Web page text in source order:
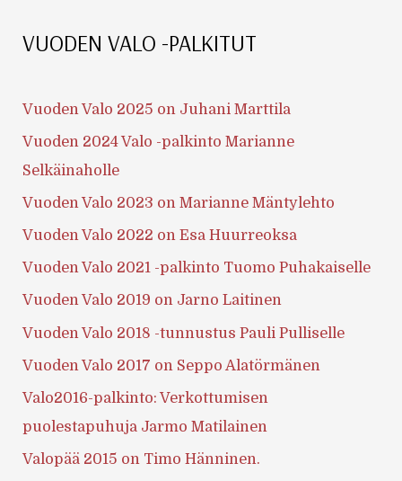
VUODEN VALO -PALKITUT
Vuoden Valo 2025 on Juhani Marttila
Vuoden 2024 Valo -palkinto Marianne
Selkäinaholle
Vuoden Valo 2023 on Marianne Mäntylehto
Vuoden Valo 2022 on Esa Huurreoksa
Vuoden Valo 2021 -palkinto Tuomo Puhakaiselle
Vuoden Valo 2019 on Jarno Laitinen
Vuoden Valo 2018 -tunnustus Pauli Pulliselle
Vuoden Valo 2017 on Seppo Alatörmänen
Valo2016-palkinto: Verkottumisen
puolestapuhuja Jarmo Matilainen
Valopää 2015 on Timo Hänninen.